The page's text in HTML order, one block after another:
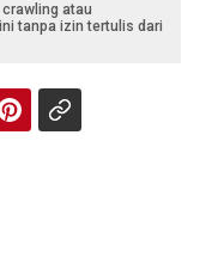
atau
tanpa izin tertulis dari